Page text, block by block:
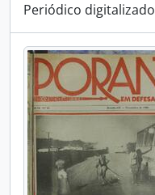
Periódico digitalizado